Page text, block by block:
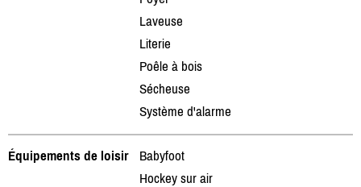
Laveuse
Literie
Poêle à bois
Sécheuse
Système d'alarme
Équipements de loisir
Babyfoot
Hockey sur air